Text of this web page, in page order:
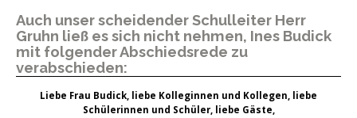
Auch unser scheidender Schulleiter Herr
Gruhn ließ es sich nicht nehmen, Ines Budick
mit folgender Abschiedsrede zu
verabschieden:
Liebe Frau Budick, liebe Kolleginnen und Kollegen, liebe
Schülerinnen und Schüler, liebe Gäste,